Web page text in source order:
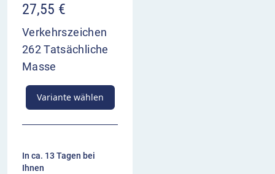
27,55 €
Verkehrszeichen
262 Tatsächliche
Masse
Variante wählen
In ca. 13 Tagen bei
Ihnen